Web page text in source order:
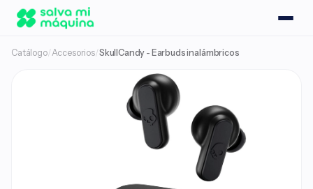
Catálogo/Accesorios/SkullCandy - Earbuds inalámbricos